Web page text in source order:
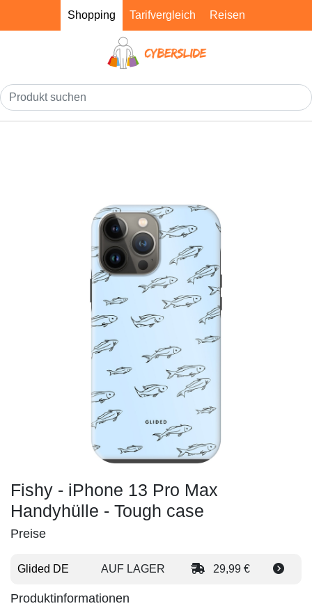
Shopping Tarifvergleich Reisen
Fishy - iPhone 13 Pro Max
Handyhülle - Tough case
Preise
Glided DE AUF LAGER 29,99 €
Produktinformationen